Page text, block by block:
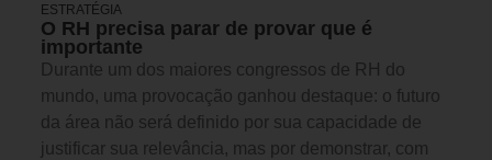
ESTRATÉGIA
O RH precisa parar de provar que é
importante
Durante um dos maiores congressos de RH do
mundo, uma provocação ganhou destaque: o futuro
da área não será definido por sua capacidade de
justificar sua relevância, mas por demonstrar, com